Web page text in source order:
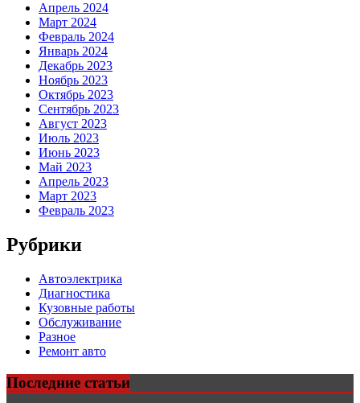
Апрель 2024
Март 2024
Февраль 2024
Январь 2024
Декабрь 2023
Ноябрь 2023
Октябрь 2023
Сентябрь 2023
Август 2023
Июль 2023
Июнь 2023
Май 2023
Апрель 2023
Март 2023
Февраль 2023
Рубрики
Автоэлектрика
Диагностика
Кузовные работы
Обслуживание
Разное
Ремонт авто
Последние статьи